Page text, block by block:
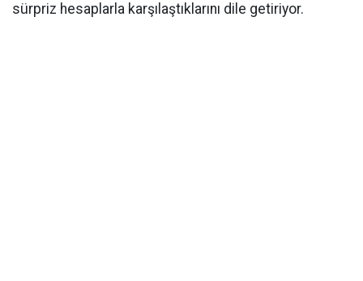
sürpriz hesaplarla karşılaştıklarını dile getiriyor.